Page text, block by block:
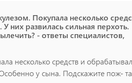
Покупала несколько
них развилась сильная перхоть.
- ответы специалистов,
несколько средств и
у сына. Подскажите пож-